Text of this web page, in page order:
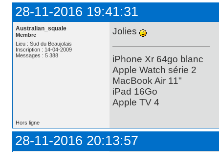
28-11-2016 19:41:31
Australian_squale
Membre
Lieu : Sud du Beaujolais
Inscription : 14-04-2009
Messages : 5 388
Jolies
iPhone Xr 64go blanc
Apple Watch série 2
MacBook Air 11"
iPad 16Go
Apple TV 4
Hors ligne
28-11-2016 20:13:57